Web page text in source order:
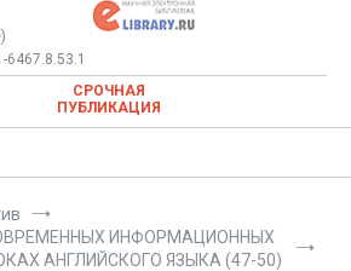
научных статей в
научном журнале
— публикация научных статей в
научном журнале
СРОЧНАЯ
ПУБЛИКАЦИЯ
ИНФОРМАЦИОННЫХ
АНГЛИЙСКОГО ЯЗЫКА (47-50)